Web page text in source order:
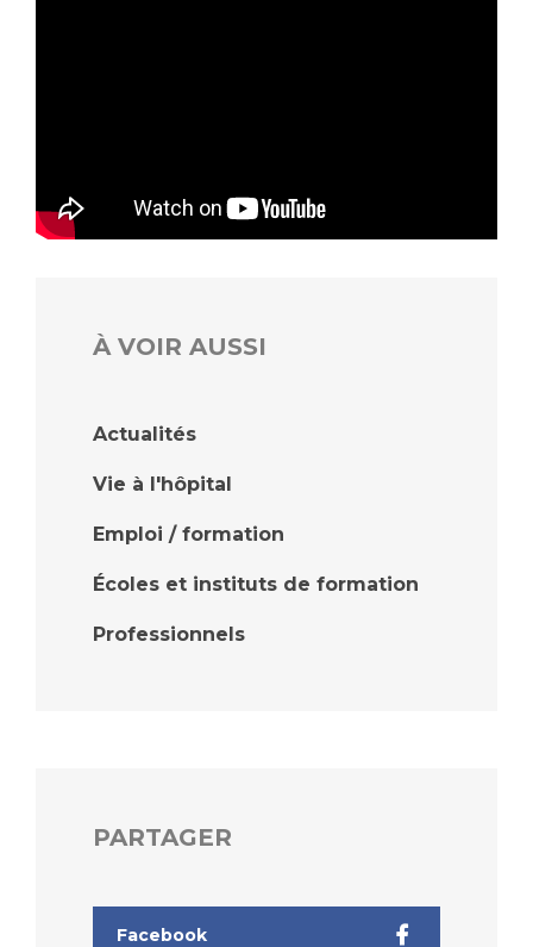
À VOIR AUSSI
Actualités
Vie à l'hôpital
Emploi / formation
Écoles et instituts de formation
Professionnels
PARTAGER
Facebook